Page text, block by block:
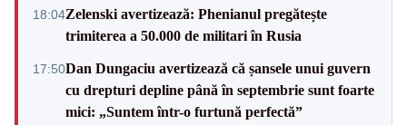
18:04Zelenski avertizează: Phenianul pregătește
trimiterea a 50.000 de militari în Rusia
17:50Dan Dungaciu avertizează că șansele unui guvern
cu drepturi depline până în septembrie sunt foarte
mici: „Suntem într-o furtună perfectă”